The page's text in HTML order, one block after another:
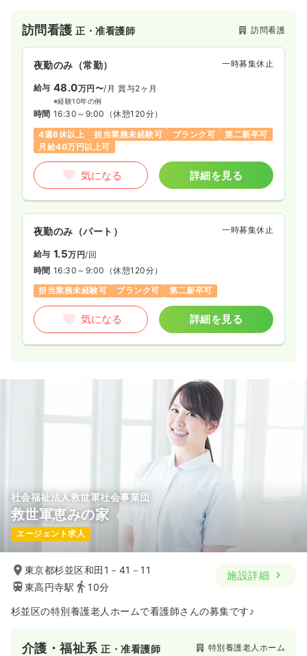
訪問看護正・准看護師 訪問看護
夜勤のみ（常勤） 一時募集休止
給与 48.0万円〜/月 賞与2ヶ月
※経験10年の例
時間 16:30～9:00 （休憩120分）
4週8休以上
担当業務未経験可 ブランク可
第二新卒可
月給40万円以上可
気になる 詳細を見る
夜勤のみ（パート） 一時募集休止
給与 1.5万円/回
時間 16:30～9:00 （休憩120分）
担当業務未経験可
ブランク可 第二新卒可
気になる 詳細を見る
社会福祉法人救世軍社会事業団
救世軍恵みの家
エージェント求人
東京都杉並区和田1－41－11
東高円寺駅
10分
施設詳細
杉並区の特別養護老人ホームで看護師さんの募集です♪
介護・福祉系正・准看護師 特別養護老人ホーム